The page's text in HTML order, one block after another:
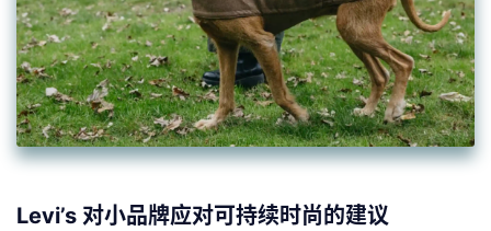
Levi’s 对小品牌应对可持续时尚的建议